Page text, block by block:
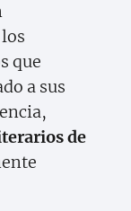
que
a sus
de